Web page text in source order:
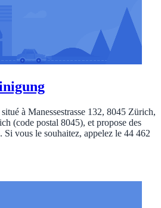
à Manessestrasse 132, 8045 Zürich,
(code postal 8045), et propose des
Si vous le souhaitez, appelez le 44 462